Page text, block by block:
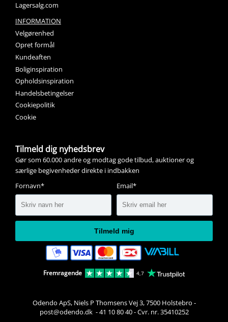
Lagersalg.com
INFORMATION
Velgørenhed
Opret formål
Kundeaften
Boliginspiration
Opholdsinspiration
Handelsbetingelser
Cookiepolitik
Cookie
Tilmeld dig nyhedsbrev
Gør som 60.000 andre og modtag gode tilbud, auktioner og
særlige begivenheder direkte i indbakken
Fornavn*
Email*
Tilmeld mig
Fremragende 4,7
Odendo ApS, Niels P Thomsens Vej 3, 7500 Holstebro -
post@odendo.dk -41 10 80 40-Cvr. nr. 35410252